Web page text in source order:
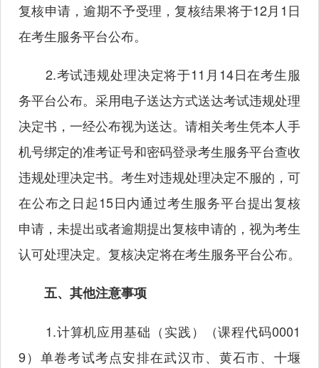
复核申请，逾期不予受理，复核结果将于12月1日
在考生服务平台公布。
2.考试违规处理决定将于11月14日在考生服
务平台公布。采用电子送达方式送达考试违规处理
决定书，一经公布视为送达。请相关考生凭本人手
机号绑定的准考证号和密码登录考生服务平台查收
违规处理决定书。考生对违规处理决定不服的，可
在公布之日起15日内通过考生服务平台提出复核
申请，未提出或者逾期提出复核申请的，视为考生
认可处理决定。复核决定将在考生服务平台公布。
五、其他注意事项
1.计算机应用基础（实践）（课程代码0001
9）单卷考试考点安排在武汉市、黄石市、十堰